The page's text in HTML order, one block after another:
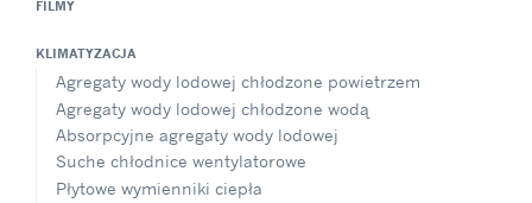
FILMY
KLIMATYZACJA
Agregaty wody lodowej chłodzone powietrzem
Agregaty wody lodowej chłodzone wodą
Absorpcyjne agregaty wody lodowej
Suche chłodnice wentylatorowe
Płytowe wymienniki ciepła